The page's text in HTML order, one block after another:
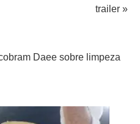
trailer »
Daee sobre limpeza